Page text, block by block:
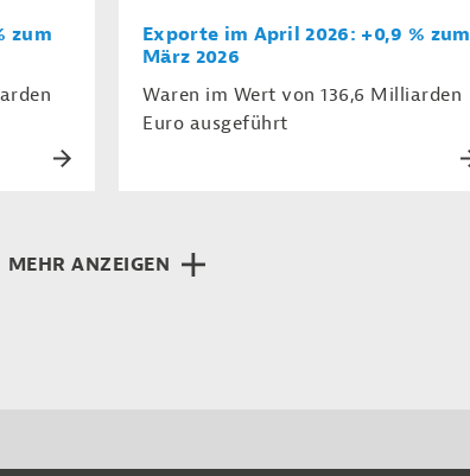
zum
Exporte im April 2026: +0,9 % zum
März 2026
Waren im Wert von 136,6 Milliarden
Euro ausgeführt
MEHR ANZEIGEN